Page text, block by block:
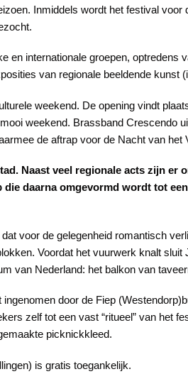
Inmiddels wordt het festival voor
en internationale groepen, optredens
van regionale beeldende kunst
weekend. De opening vindt
weekend. Brassband Crescendo
de aftrap voor de Nacht van het
Naast veel regionale acts zijn er
daarna omgevormd wordt tot
voor de gelegenheid romantisch
Voordat het vuurwerk knalt
van Nederland: het balkon van
door de Fiep
zelf tot een vast “ritueel” van het
picknickkleed.
is gratis toegankelijk.